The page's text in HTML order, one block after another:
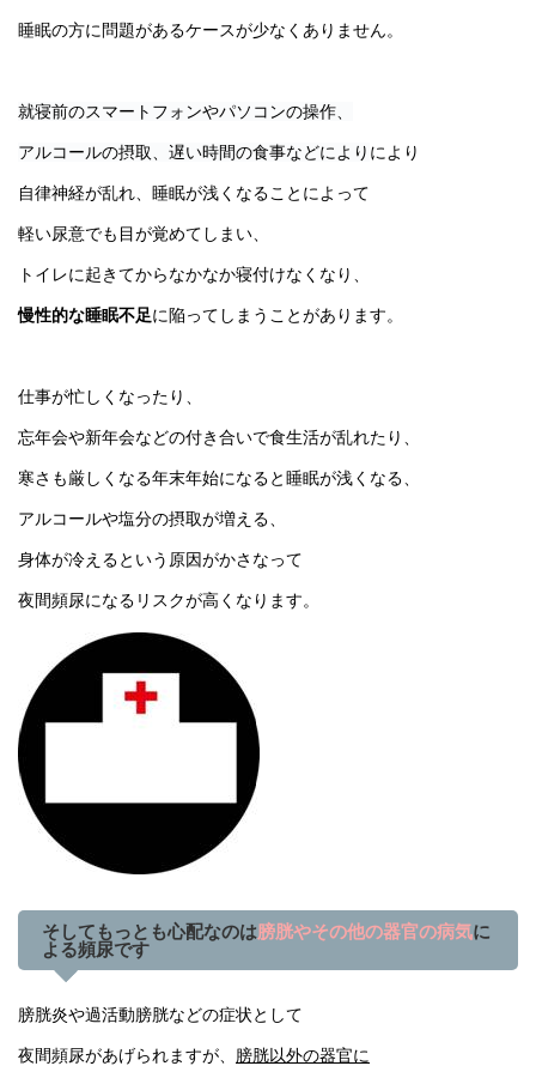
睡眠の方に問題があるケースが少なくありません。
就寝前のスマートフォンやパソコンの操作、
アルコールの摂取、遅い時間の食事などにより により
自律神経が乱れ、睡眠が浅くなることによって
軽い尿意でも目が覚めてしまい、
トイレに起きてからなかなか寝付けなくなり、
慢性的な睡眠不足に陥ってしまうことがあります。
仕事が忙しくなったり、
忘年会や新年会などの付き合いで食生活が乱れたり、
寒さも厳しくなる年末年始になると睡眠が浅くなる、
アルコールや塩分の摂取が増える、
身体が冷えるという原因がかさなって
夜間頻尿になるリスクが高くなります。
そしてもっとも心配なのは膀胱やその他の器官の病気に
よる頻尿です
膀胱炎や過活動膀胱などの症状として
夜間頻尿があげられますが、 膀胱以外の器官に